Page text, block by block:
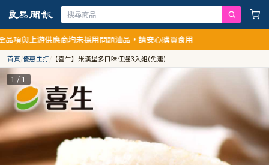
商均未採用問題油品，請安心購買食用
首頁/優惠主打/ 【喜生】米漢堡多口味任選3入組(免運)
1 / 1